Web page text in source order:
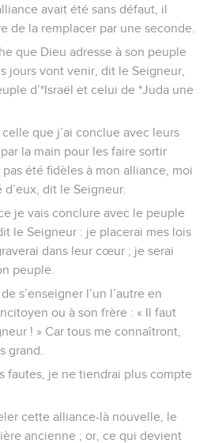
avait été sans défaut, il
de la remplacer par une seconde.
que Dieu adresse à son peuple
jours vont venir, dit le Seigneur,
d’*Israël et celui de *Juda une
que j’ai conclue avec leurs
la main pour les faire sortir
pas été fidèles à mon alliance, moi
dit le Seigneur.
je vais conclure avec le peuple
le Seigneur : je placerai mes lois
dans leur cœur ; je serai
peuple.
s’enseigner l’un l’autre en
ou à son frère : « Il faut
! » Car tous me connaîtront,
grand.
fautes, je ne tiendrai plus compte
cette alliance-là nouvelle, le
ancienne ; or, ce qui devient